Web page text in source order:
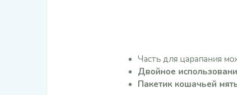
Часть для царапания
Двойное
Пакетик кошачьей